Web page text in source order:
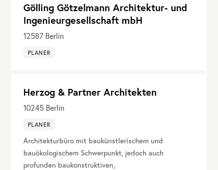
Gölling Götzelmann Architektur- und
Ingenieurgesellschaft mbH
12587 Berlin
PLANER
Herzog & Partner Architekten
10245 Berlin
PLANER
Architekturbüro mit baukünstlerischem und
bauökologischem Schwerpunkt, jedoch auch
profunden baukonstruktiven,